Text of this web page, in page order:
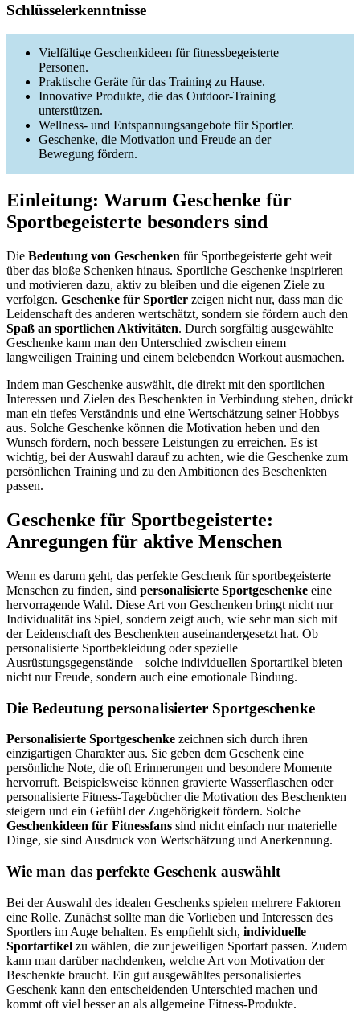
Schlüsselerkenntnisse
Vielfältige Geschenkideen für fitnessbegeisterte
Personen.
Praktische Geräte für das Training zu Hause.
Innovative Produkte, die das Outdoor-Training
unterstützen.
Wellness- und Entspannungsangebote für Sportler.
Geschenke, die Motivation und Freude an der
Bewegung fördern.
Einleitung: Warum Geschenke für
Sportbegeisterte besonders sind
Die Bedeutung von Geschenken für Sportbegeisterte geht weit
über das bloße Schenken hinaus. Sportliche Geschenke inspirieren
und motivieren dazu, aktiv zu bleiben und die eigenen Ziele zu
verfolgen. Geschenke für Sportler zeigen nicht nur, dass man die
Leidenschaft des anderen wertschätzt, sondern sie fördern auch den
Spaß an sportlichen Aktivitäten. Durch sorgfältig ausgewählte
Geschenke kann man den Unterschied zwischen einem
langweiligen Training und einem belebenden Workout ausmachen.
Indem man Geschenke auswählt, die direkt mit den sportlichen
Interessen und Zielen des Beschenkten in Verbindung stehen, drückt
man ein tiefes Verständnis und eine Wertschätzung seiner Hobbys
aus. Solche Geschenke können die Motivation heben und den
Wunsch fördern, noch bessere Leistungen zu erreichen. Es ist
wichtig, bei der Auswahl darauf zu achten, wie die Geschenke zum
persönlichen Training und zu den Ambitionen des Beschenkten
passen.
Geschenke für Sportbegeisterte:
Anregungen für aktive Menschen
Wenn es darum geht, das perfekte Geschenk für sportbegeisterte
Menschen zu finden, sind personalisierte Sportgeschenke eine
hervorragende Wahl. Diese Art von Geschenken bringt nicht nur
Individualität ins Spiel, sondern zeigt auch, wie sehr man sich mit
der Leidenschaft des Beschenkten auseinandergesetzt hat. Ob
personalisierte Sportbekleidung oder spezielle
Ausrüstungsgegenstände – solche individuellen Sportartikel bieten
nicht nur Freude, sondern auch eine emotionale Bindung.
Die Bedeutung personalisierter Sportgeschenke
Personalisierte Sportgeschenke zeichnen sich durch ihren
einzigartigen Charakter aus. Sie geben dem Geschenk eine
persönliche Note, die oft Erinnerungen und besondere Momente
hervorruft. Beispielsweise können gravierte Wasserflaschen oder
personalisierte Fitness-Tagebücher die Motivation des Beschenkten
steigern und ein Gefühl der Zugehörigkeit fördern. Solche
Geschenkideen für Fitnessfans sind nicht einfach nur materielle
Dinge, sie sind Ausdruck von Wertschätzung und Anerkennung.
Wie man das perfekte Geschenk auswählt
Bei der Auswahl des idealen Geschenks spielen mehrere Faktoren
eine Rolle. Zunächst sollte man die Vorlieben und Interessen des
Sportlers im Auge behalten. Es empfiehlt sich, individuelle
Sportartikel zu wählen, die zur jeweiligen Sportart passen. Zudem
kann man darüber nachdenken, welche Art von Motivation der
Beschenkte braucht. Ein gut ausgewähltes personalisiertes
Geschenk kann den entscheidenden Unterschied machen und
kommt oft viel besser an als allgemeine Fitness-Produkte.